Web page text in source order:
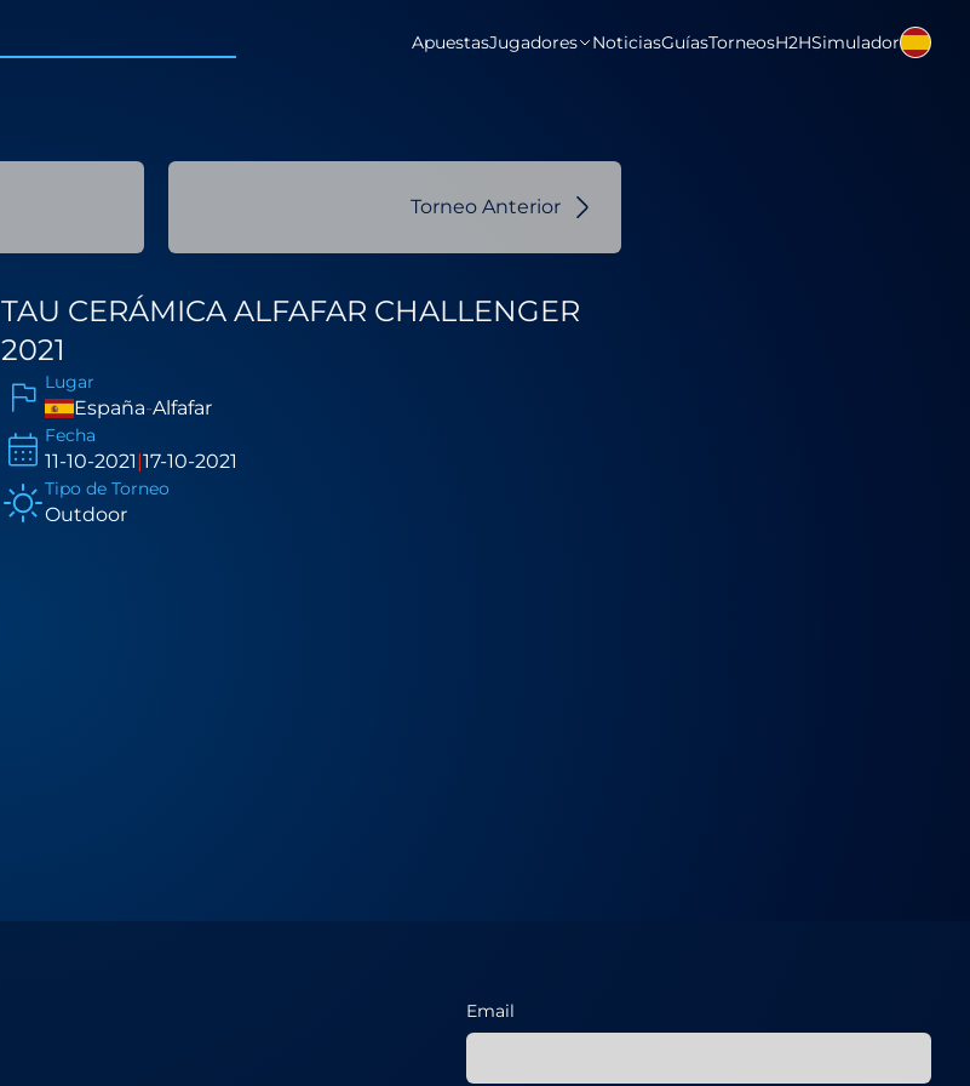
ApuestasJugadores NoticiasGuíasTorneosH2HSimulador
Torneo Anterior
TAU CERÁMICA ALFAFAR CHALLENGER
2021
Lugar
España-Alfafar
Fecha
11-10-2021|17-10-2021
Tipo de Torneo
Outdoor
Email